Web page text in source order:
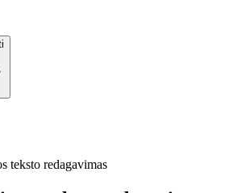
teksto redagavimas